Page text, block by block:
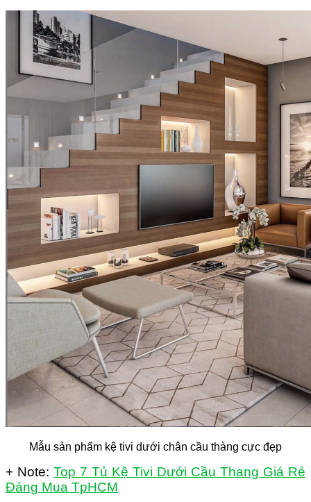
Mẫu sản phẩm kệ tivi dưới chân cầu thàng cực đẹp
+ Note: Top 7 Tủ Kệ Tivi Dưới Cầu Thang Giá Rẻ
Đáng Mua TpHCM